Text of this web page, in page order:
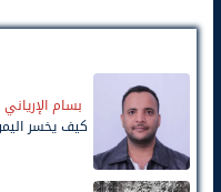
بسام الإرياني
كيف يخسر